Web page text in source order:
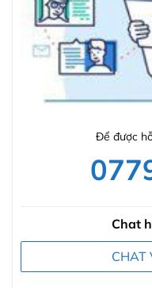
Để được
Chat
CHAT